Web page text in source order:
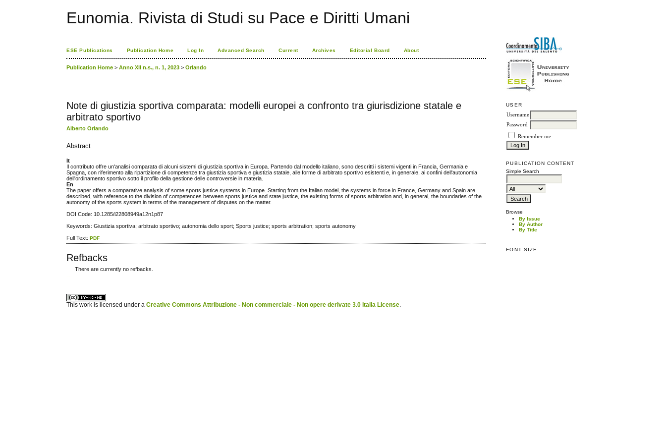
Eunomia. Rivista di Studi su Pace e Diritti Umani
USER
Username
Password
Remember me
PUBLICATION CONTENT
Simple Search
Browse
By Issue
By Author
By Title
FONT SIZE
ESE Publications Publication Home Log In Advanced Search Current Archives Editorial Board About
Publication Home >Anno XII n.s., n. 1, 2023 >Orlando
Note di giustizia sportiva comparata: modelli europei a confronto tra giurisdizione statale e
arbitrato sportivo
Alberto Orlando
Abstract
It
Il contributo offre un'analisi comparata di alcuni sistemi di giustizia sportiva in Europa. Partendo dal modello italiano, sono descritti i sistemi vigenti in Francia, Germania e
Spagna, con riferimento alla ripartizione di competenze tra giustizia sportiva e giustizia statale, alle forme di arbitrato sportivo esistenti e, in generale, ai confini dell'autonomia
dell'ordinamento sportivo sotto il profilo della gestione delle controversie in materia.
En
The paper offers a comparative analysis of some sports justice systems in Europe. Starting from the Italian model, the systems in force in France, Germany and Spain are
described, with reference to the division of competences between sports justice and state justice, the existing forms of sports arbitration and, in general, the boundaries of the
autonomy of the sports system in terms of the management of disputes on the matter.
DOI Code: 10.1285/i22808949a12n1p87
Keywords: Giustizia sportiva; arbitrato sportivo; autonomia dello sport; Sports justice; sports arbitration; sports autonomy
Full Text:PDF
Refbacks
There are currently no refbacks.
This work is licensed under aCreative Commons Attribuzione - Non commerciale - Non opere derivate 3.0 Italia License.